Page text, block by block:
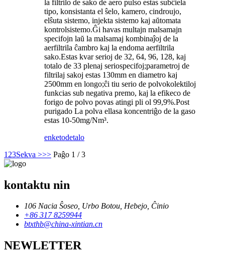
la filtrilo de sako de aero pulso estas subĉiela
tipo, konsistanta el ŝelo, kamero, cindroujo,
elŝuta sistemo, injekta sistemo kaj aŭtomata
kontrolsistemo.Ĝi havas multajn malsamajn
specifojn laŭ la malsamaj kombinaĵoj de la
aerfiltrila ĉambro kaj la endoma aerfiltrila
sako.Estas kvar serioj de 32, 64, 96, 128, kaj
totalo de 33 plenaj seriospecifoj;parametroj de
filtrilaj sakoj estas 130mm en diametro kaj
2500mm en longo;ĉi tiu serio de polvokolektiloj
funkcias sub negativa premo, kaj la efikeco de
forigo de polvo povas atingi pli ol 99,9%.Post
purigado La polva ellasa koncentriĝo de la gaso
estas 10-50mg/Nm³.
enketodetalo
1 23Sekva >>> Paĝo 1 / 3
kontaktu nin
106 Nacia Ŝoseo, Urbo Botou, Hebejo, Ĉinio
+86 317 8259944
btxthb@china-xintian.cn
NEWLETTER